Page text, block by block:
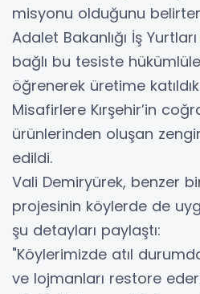
misyonu olduğunu
Adalet Bakanlığı İş
bağlı bu tesiste
öğrenerek üretime
Misafirlere Kırşehir’in
ürünlerinden oluşan
edildi.
​Vali Demiryürek, benzer
projesinin köylerde de
şu detayları paylaştı:
​"Köylerimizde atıl
ve lojmanları restore